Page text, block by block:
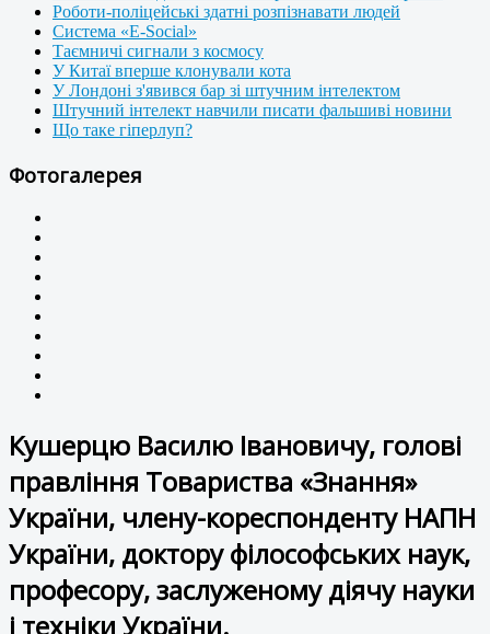
Роботи-поліцейські здатні розпізнавати людей
Система «E-Social»
Таємничі сигнали з космосу
У Китаї вперше клонували кота
У Лондоні з'явився бар зі штучним інтелектом
Штучний інтелект навчили писати фальшиві новини
Що таке гіперлуп?
Фотогалерея
Кушерцю Василю Івановичу, голові
правління Товариства «Знання»
України, члену-кореспонденту НАПН
України, доктору філософських наук,
професору, заслуженому діячу науки
і техніки України.